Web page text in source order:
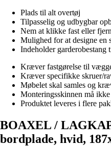
Plads til alt overtøj
Tilpasselig og udbygbar
Nem at klikke fast eller
Mulighed for at designe en
Indeholder garderobestang
Kræver fastgørelse til
Kræver specifikke skruer/
Møbelet skal samles og
Monteringsskinnen må
Produktet leveres i flere
BOAXEL /
bordplade, hvid,